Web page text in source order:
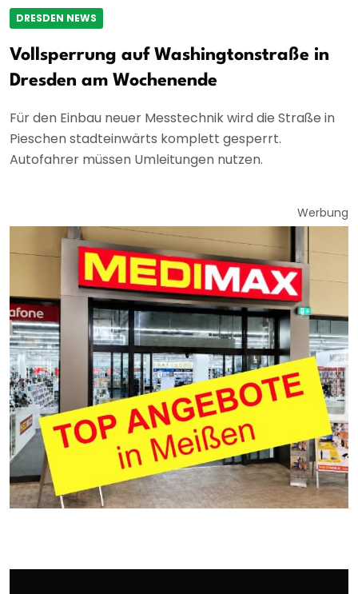
DRESDEN NEWS
Vollsperrung auf Washingtonstraße in
Dresden am Wochenende
Für den Einbau neuer Messtechnik wird die Straße in
Pieschen stadteinwärts komplett gesperrt.
Autofahrer müssen Umleitungen nutzen.
Werbung